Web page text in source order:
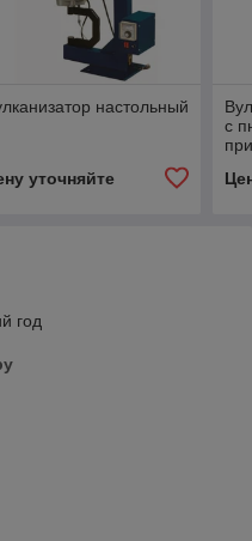
настольный
уточняйте
с
год